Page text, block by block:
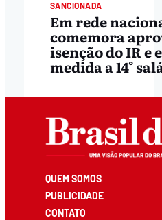
SANCIONADA
Em rede
comemora
isenção do IR e
medida a 14°
QUEM SOMOS
PUBLICIDADE
CONTATO